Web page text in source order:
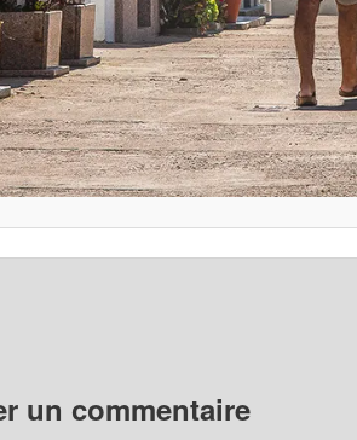
un commentaire